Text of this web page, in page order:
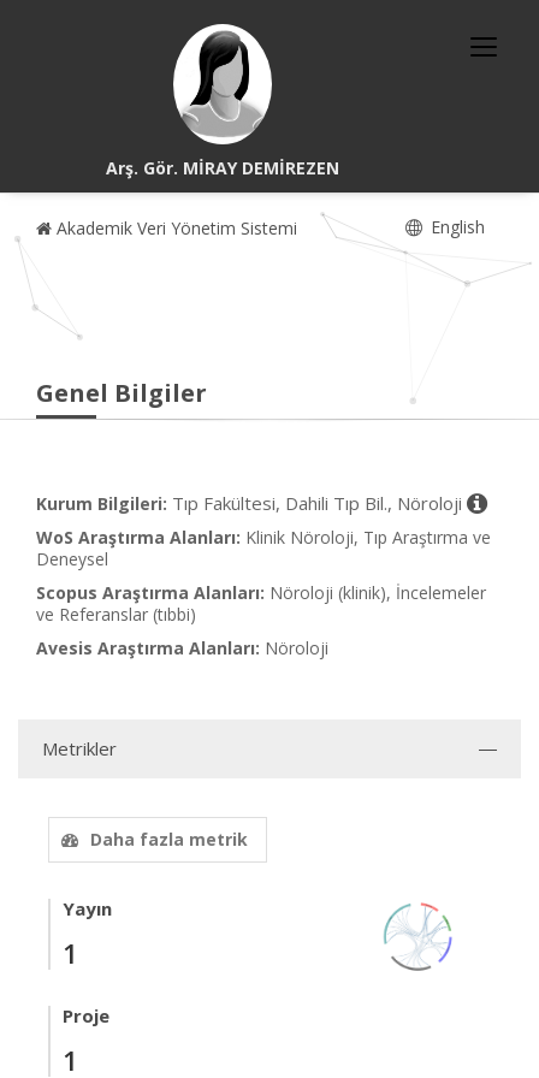
Arş. Gör. MİRAY DEMİREZEN
Akademik Veri Yönetim Sistemi English
Genel Bilgiler
Kurum Bilgileri: Tıp Fakültesi, Dahili Tıp Bil., Nöroloji
WoS Araştırma Alanları: Klinik Nöroloji, Tıp Araştırma ve
Deneysel
Scopus Araştırma Alanları: Nöroloji (klinik), İncelemeler
ve Referanslar (tıbbi)
Avesis Araştırma Alanları: Nöroloji
Metrikler
Daha fazla metrik
Yayın
1
Proje
1